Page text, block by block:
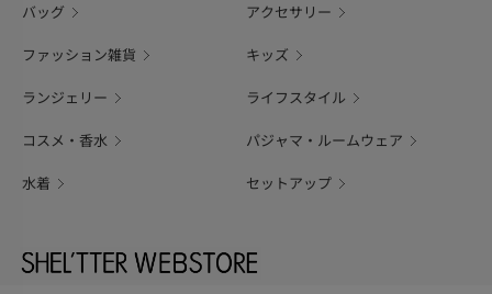
バッグ アクセサリー
ファッション雑貨 キッズ
ランジェリー ライフスタイル
コスメ・香水 パジャマ・ルームウェア
水着 セットアップ